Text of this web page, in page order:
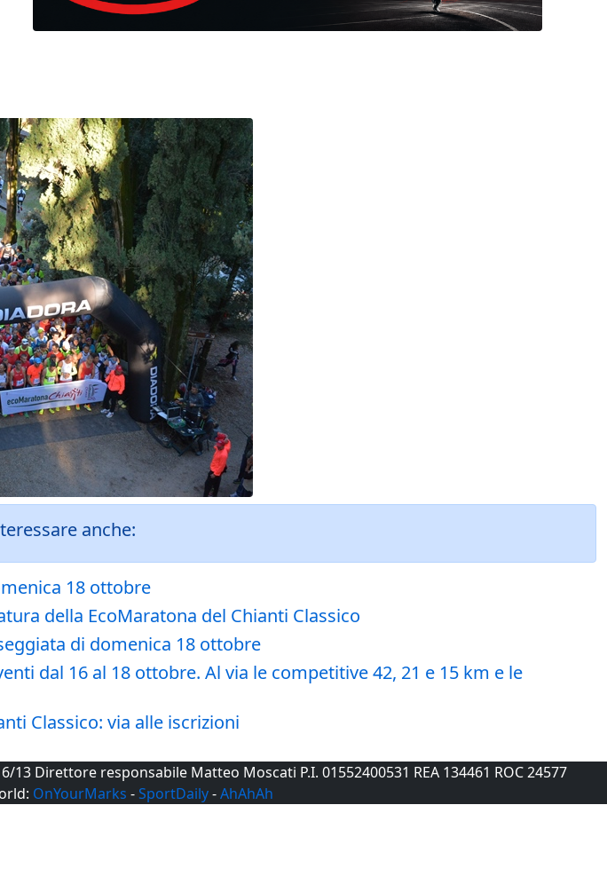
anche:
18 ottobre
della EcoMaratona del Chianti Classico
di domenica 18 ottobre
dal 16 al 18 ottobre. Al via le competitive 42, 21 e 15 km e le
Classico: via alle iscrizioni
Direttore responsabile Matteo Moscati P.I. 01552400531 REA 134461 ROC 24577
OnYourMarks -SportDaily-AhAhAh